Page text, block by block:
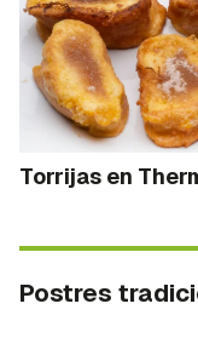
Torrijas en
Postres